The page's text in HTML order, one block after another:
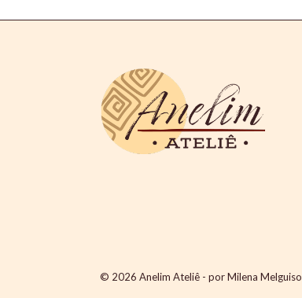
© 2026 Anelim Ateliê - por Milena Melguiso